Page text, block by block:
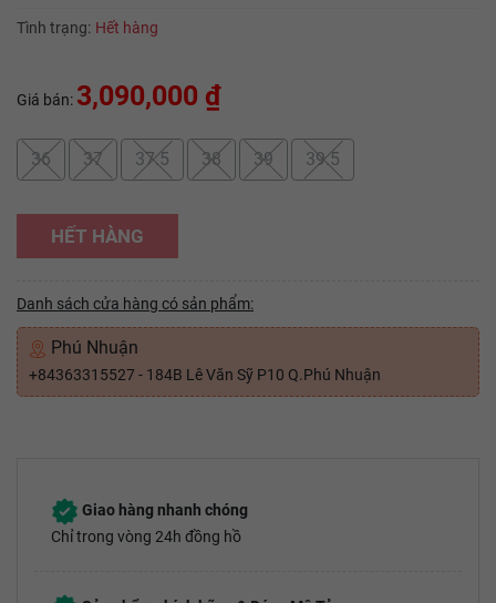
Tình trạng: Hết hàng
Giá bán: 3,090,000 ₫
36 37 37.5 38 39 39.5
HẾT HÀNG
Danh sách cửa hàng có sản phẩm:
Phú Nhuận
+84363315527 - 184B Lê Văn Sỹ P10 Q.Phú Nhuận
Giao hàng nhanh chóng
Chỉ trong vòng 24h đồng hồ